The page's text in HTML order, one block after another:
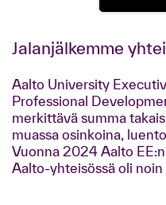
Jalanjälkemme
Aalto University
Professional
merkittävä summa
muassa osinkoina,
Vuonna 2024 Aalto
Aalto-yhteisössä oli noin